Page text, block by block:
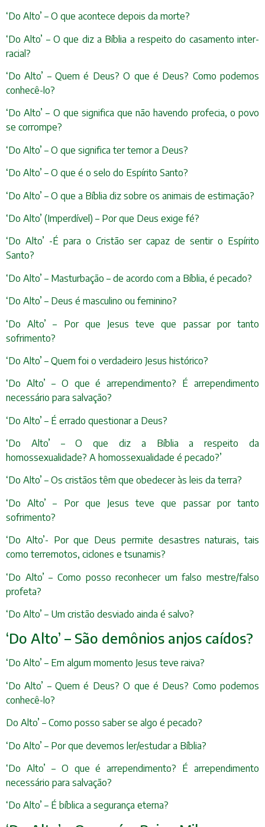
‘Do Alto’ – O que acontece depois da morte?
‘Do Alto’ – O que diz a Bíblia a respeito do casamento inter-
racial?
‘Do Alto’ – Quem é Deus? O que é Deus? Como podemos
conhecê-lo?
‘Do Alto’ – O que significa que não havendo profecia, o povo
se corrompe?
‘Do Alto’ – O que significa ter temor a Deus?
‘Do Alto’ – O que é o selo do Espírito Santo?
‘Do Alto’ – O que a Bíblia diz sobre os animais de estimação?
‘Do Alto’ (Imperdível) – Por que Deus exige fé?
‘Do Alto’ -É para o Cristão ser capaz de sentir o Espírito
Santo?
‘Do Alto’ – Masturbação – de acordo com a Bíblia, é pecado?
‘Do Alto’ – Deus é masculino ou feminino?
‘Do Alto’ – Por que Jesus teve que passar por tanto
sofrimento?
‘Do Alto’ – Quem foi o verdadeiro Jesus histórico?
‘Do Alto’ – O que é arrependimento? É arrependimento
necessário para salvação?
‘Do Alto’ – É errado questionar a Deus?
‘Do Alto’ – O que diz a Bíblia a respeito da
homossexualidade? A homossexualidade é pecado?’
‘Do Alto’ – Os cristãos têm que obedecer às leis da terra?
‘Do Alto’ – Por que Jesus teve que passar por tanto
sofrimento?
‘Do Alto’- Por que Deus permite desastres naturais, tais
como terremotos, ciclones e tsunamis?
‘Do Alto’ – Como posso reconhecer um falso mestre/falso
profeta?
‘Do Alto’ – Um cristão desviado ainda é salvo?
‘Do Alto’ – São demônios anjos caídos?
‘Do Alto’ – Em algum momento Jesus teve raiva?
‘Do Alto’ – Quem é Deus? O que é Deus? Como podemos
conhecê-lo?
Do Alto’ – Como posso saber se algo é pecado?
‘Do Alto’ – Por que devemos ler/estudar a Bíblia?
‘Do Alto’ – O que é arrependimento? É arrependimento
necessário para salvação?
‘Do Alto’ – É bíblica a segurança eterna?